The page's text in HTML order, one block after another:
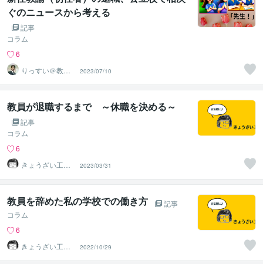
ぐのニュースから考える
記事
コラム
6
りっすい＠教
育・心理相談室
2023/07/10
教員が退職するまで ～休職を決める～
記事
コラム
6
きょうざい工房
ツツミ
2023/03/31
教員を辞めた私の学校での働き方
記事
コラム
6
きょうざい工房
ツツミ
2022/10/29